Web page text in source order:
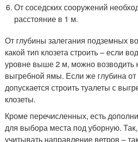
От соседских сооружений
расстояние в 1 м.
От глубины залегания подземных
какой тип клозета строить – если
уровне выше 2 м, можно возводить
выгребной ямы. Если же глубина
допускается строить туалеты с
клозеты.
Кроме перечисленных, есть
для выбора места под уборную.
учитывать направление ветров –